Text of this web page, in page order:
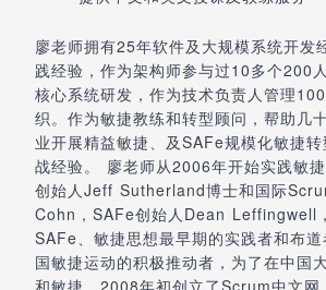
廖老师拥有25年软件及大规模系统开发
践经验，作为架构师参与过10多个200
核心系统研发，作为技术负责人管理
织。作为敏捷教练和转型顾问，帮助几
业开展精益敏捷、及SAFe规模化敏捷
战经验。 廖老师从2006年开始实践敏
创始人Jeff Sutherland博士和国际
Cohn，SAFe创始人Dean Leffingwell
SAFe、敏捷思想最早期的实践者和布
国敏捷运动的积极推动者，为了在中国